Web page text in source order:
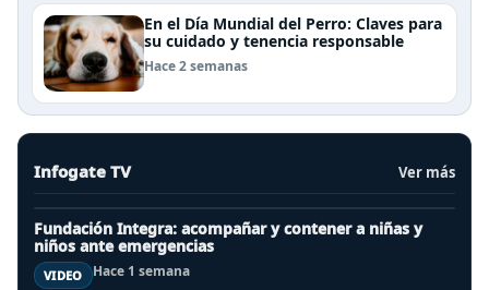
En el Día Mundial del Perro: Claves para
su cuidado y tenencia responsable
Hace 2 semanas
Infogate TV Ver más
Fundación Integra: acompañar y contener a niñas y
niños ante emergencias
VIDEO
Hace 1 semana